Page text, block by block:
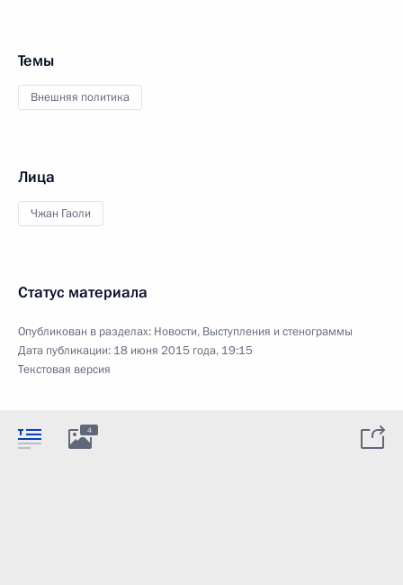
Темы
Внешняя политика
Лица
Чжан Гаоли
Статус материала
Опубликован в разделах: Новости, Выступления и стенограммы
Дата публикации: 18 июня 2015 года, 19:15
Текстовая версия
4